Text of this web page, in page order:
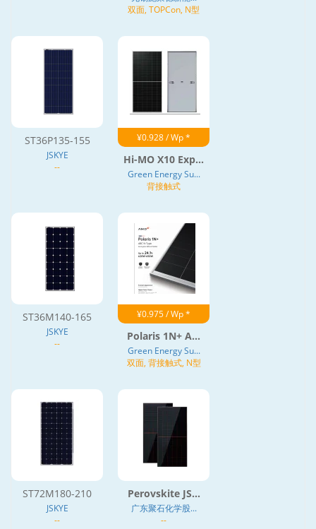
双面, TOPCon, N型
ST36P135-155
JSKYE
--
¥0.928 / Wp *
Hi-MO X10 Exp...
Green Energy Su...
背接触式
ST36M140-165
JSKYE
--
¥0.975 / Wp *
Polaris 1N+ A...
Green Energy Su...
双面, 背接触式, N型
ST72M180-210
JSKYE
--
Perovskite JS...
广东聚石化学股...
--